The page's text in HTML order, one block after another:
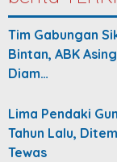
Tim Gabungan
Bintan, ABK
Diam…
Lima Pendaki
Tahun Lalu,
Tewas